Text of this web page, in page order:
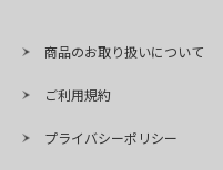
商品のお取り扱いについて
ご利用規約
プライバシーポリシー